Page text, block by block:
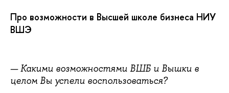
Про возможности в Высшей школе бизнеса НИУ
ВШЭ
—Какими возможностями ВШБ и Вышки в
целом Вы успели воспользоваться?